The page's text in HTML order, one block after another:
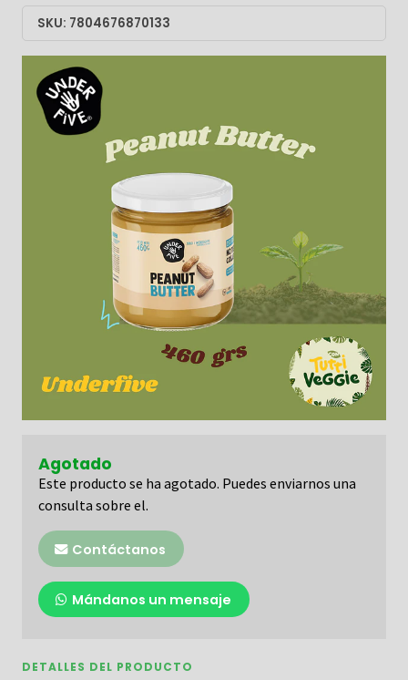
SKU: 7804676870133
Agotado
Este producto se ha agotado. Puedes enviarnos una
consulta sobre el.
Contáctanos
Mándanos un mensaje
DETALLES DEL PRODUCTO